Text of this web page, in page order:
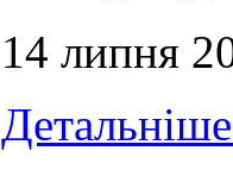
14 липня